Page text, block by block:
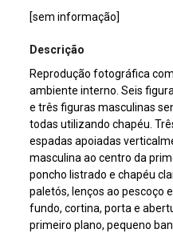
[sem informação]
Descrição
Reprodução fotográfica
ambiente interno. Seis
e três figuras masculinas
todas utilizando chapéu.
espadas apoiadas
masculina ao centro da
poncho listrado e chapéu
paletós, lenços ao pescoço
fundo, cortina, porta e
primeiro plano, pequeno